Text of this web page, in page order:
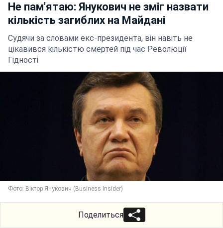
Не пам'ятаю: Янукович не зміг назвати
кількість загиблих на Майдані
Судячи за словами екс-президента, він навіть не
цікавився кількістю смертей під час Революції
Гідності
Фото: Віктор Янукович (Business Insider)
Поделиться